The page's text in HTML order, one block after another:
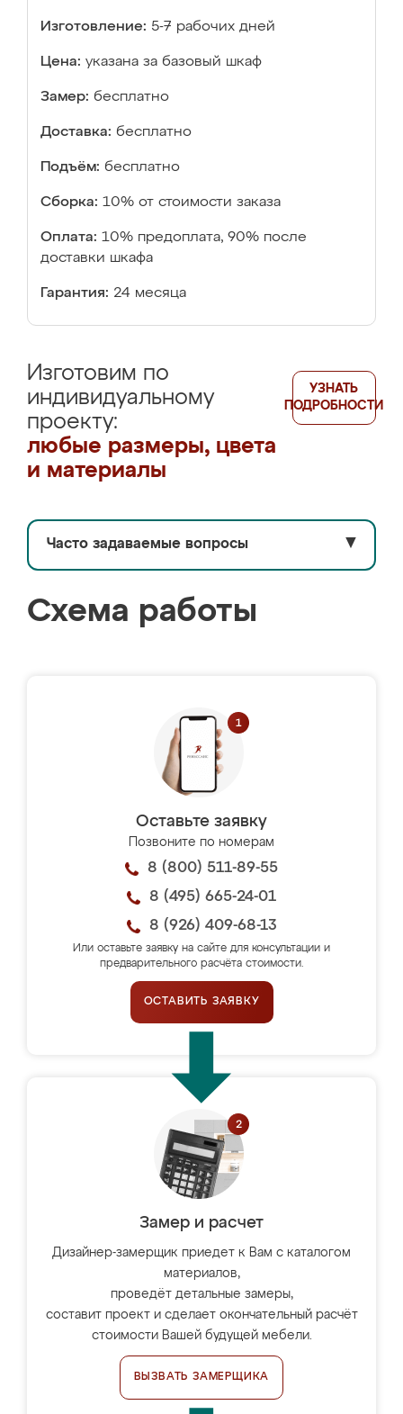
Изготовление: 5-7 рабочих дней
Цена: указана за базовый шкаф
Замер: бесплатно
Доставка: бесплатно
Подъём: бесплатно
Сборка: 10% от стоимости заказа
Оплата: 10% предоплата, 90% после
доставки шкафа
Гарантия: 24 месяца
Изготовим по
индивидуальному
проекту:
любые размеры, цвета
и материалы
УЗНАТЬ
ПОДРОБНОСТИ
Часто задаваемые вопросы ▼
Схема работы
Оставьте заявку
Позвоните по номерам
8 (800) 511-89-55
8 (495) 665-24-01
8 (926) 409-68-13
Или оставьте заявку на сайте для консультации и
предварительного расчёта стоимости.
ОСТАВИТЬ ЗАЯВКУ
Замер и расчет
Дизайнер-замерщик приедет к Вам с каталогом
материалов,
проведёт детальные замеры,
составит проект и сделает окончательный расчёт
стоимости Вашей будущей мебели.
ВЫЗВАТЬ ЗАМЕРЩИКА